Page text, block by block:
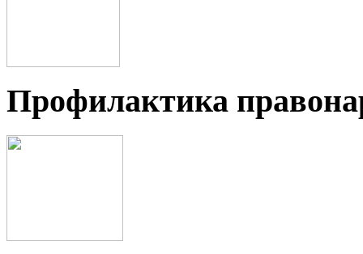
Профилактика